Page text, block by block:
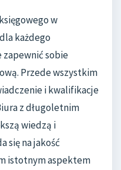
w
każdego
sobie
Przede wszystkim
i kwalifikacje
z długoletnim
wiedzą i
się na jakość
istotnym aspektem